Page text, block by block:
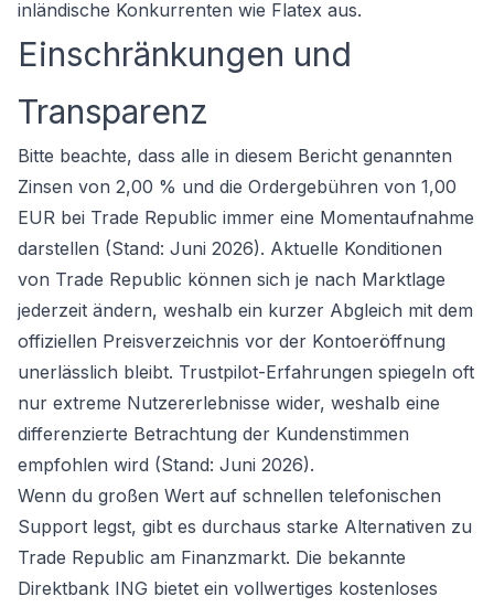
inländische Konkurrenten wie Flatex aus.
Einschränkungen und
Transparenz
Bitte beachte, dass alle in diesem Bericht genannten
Zinsen von 2,00 % und die Ordergebühren von 1,00
EUR bei Trade Republic immer eine Momentaufnahme
darstellen (Stand: Juni 2026). Aktuelle Konditionen
von Trade Republic können sich je nach Marktlage
jederzeit ändern, weshalb ein kurzer Abgleich mit dem
offiziellen Preisverzeichnis vor der Kontoeröffnung
unerlässlich bleibt. Trustpilot-Erfahrungen spiegeln oft
nur extreme Nutzererlebnisse wider, weshalb eine
differenzierte Betrachtung der Kundenstimmen
empfohlen wird (Stand: Juni 2026).
Wenn du großen Wert auf schnellen telefonischen
Support legst, gibt es durchaus starke Alternativen zu
Trade Republic am Finanzmarkt. Die bekannte
Direktbank ING bietet ein vollwertiges kostenloses